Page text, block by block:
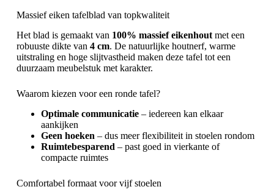
Massief eiken tafelblad van topkwaliteit
Het blad is gemaakt van 100% massief eikenhoutmet een
robuuste dikte van 4 cm. De natuurlijke houtnerf, warme
uitstraling en hoge slijtvastheid maken deze tafel tot een
duurzaam meubelstuk met karakter.
Waarom kiezen voor een ronde tafel?
Optimale communicatie– iedereen kan elkaar
aankijken
Geen hoeken – dus meer flexibiliteit in stoelen rondom
Ruimtebesparend – past goed in vierkante of
compacte ruimtes
Comfortabel formaat voor vijf stoelen